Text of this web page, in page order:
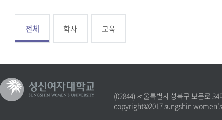
전체 학사 교육
40
2026학년도 2학기 국제학부 시간
(02844) 서울특별시 성북구 보문로
copyright©2017 sungshin